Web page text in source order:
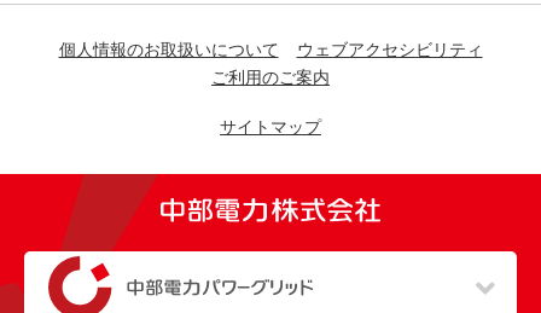
個人情報のお取扱いについて
ウェブアクセシビリティ
ご利用のご案内
サイトマップ
（新しいウィンドウを開きます）